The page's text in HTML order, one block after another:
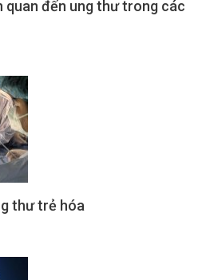
quan đến ung thư trong các
thư trẻ hóa